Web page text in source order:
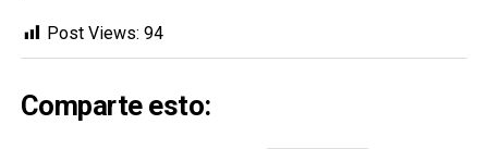
Post Views: 94
Comparte esto: